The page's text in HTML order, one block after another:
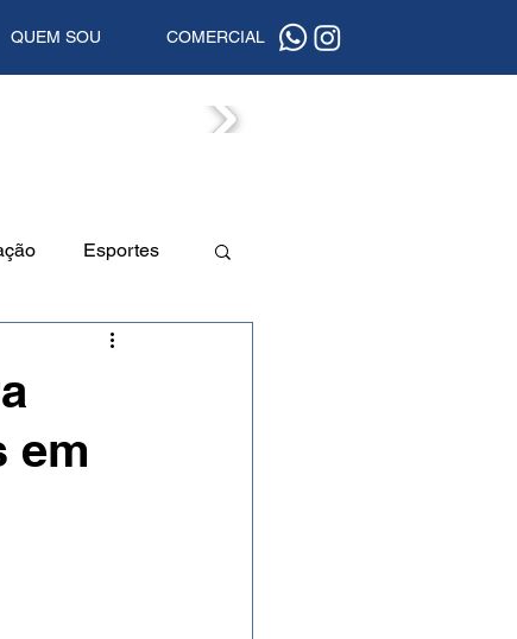
QUEM SOU COMERCIAL
Esportes
Segurança
em